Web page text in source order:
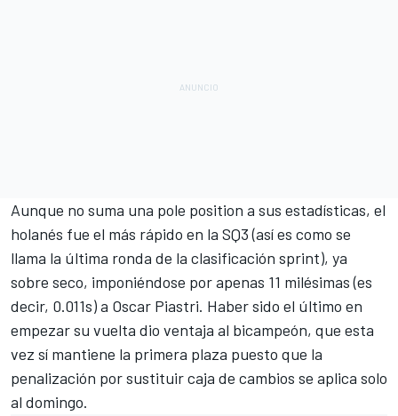
Aunque no suma una pole position a sus estadísticas, el
holanés fue el más rápido en la SQ3 (así es como se
llama la última ronda de la clasificación sprint), ya
sobre seco, imponiéndose por apenas 11 milésimas (es
decir, 0.011s) a Oscar Piastri. Haber sido el último en
empezar su vuelta dio ventaja al bicampeón, que esta
vez sí mantiene la primera plaza puesto que la
penalización por sustituir caja de cambios se aplica solo
al domingo.